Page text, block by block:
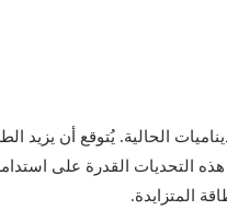
الحالية. يُتوقع أن يزيد
التحديات القدرة على
المتزايدة.